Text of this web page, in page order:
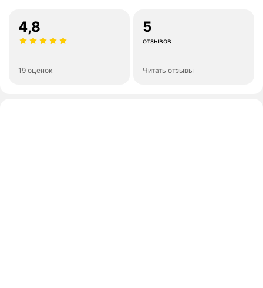
4,8
19 оценок
5
отзывов
Читать отзывы